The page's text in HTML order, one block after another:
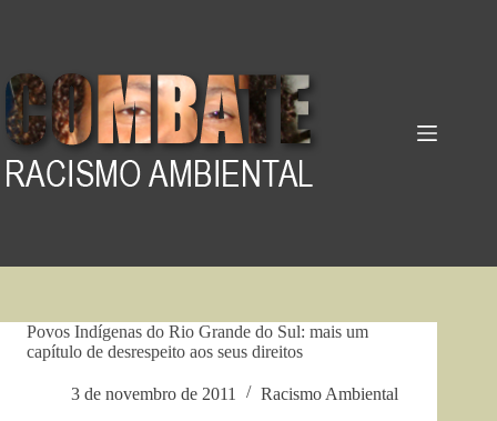
Povos Indígenas do Rio Grande do Sul: mais um
capítulo de desrespeito aos seus direitos
3 de novembro de 2011 Racismo Ambiental